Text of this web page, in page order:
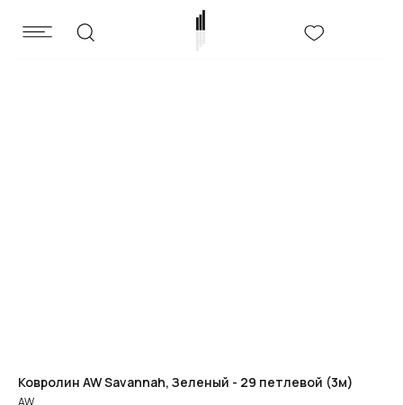
Ковролин AW Savannah, Зеленый - 29 петлевой (3м)
AW